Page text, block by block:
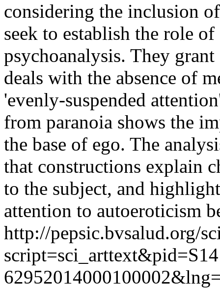
considering the inclusion
seek to establish the role
psychoanalysis. They
deals with the absence of
'evenly-suspended
from paranoia shows the
the base of ego. The
that constructions explain
to the subject, and
attention to autoeroticism
http://pepsic.bvsalud.org/